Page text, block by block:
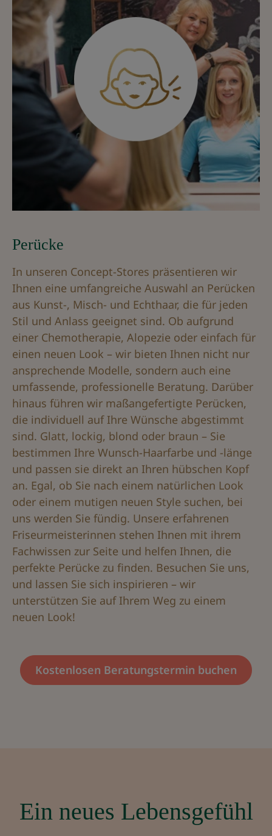
Perücke
In unseren Concept-Stores präsentieren wir
Ihnen eine umfangreiche Auswahl an Perücken
aus Kunst-, Misch- und Echthaar, die für jeden
Stil und Anlass geeignet sind. Ob aufgrund
einer Chemotherapie, Alopezie oder einfach für
einen neuen Look – wir bieten Ihnen nicht nur
ansprechende Modelle, sondern auch eine
umfassende, professionelle Beratung. Darüber
hinaus führen wir maßangefertigte Perücken,
die individuell auf Ihre Wünsche abgestimmt
sind. Glatt, lockig, blond oder braun – Sie
bestimmen Ihre Wunsch-Haarfarbe und -länge
und passen sie direkt an Ihren hübschen Kopf
an. Egal, ob Sie nach einem natürlichen Look
oder einem mutigen neuen Style suchen, bei
uns werden Sie fündig. Unsere erfahrenen
Friseurmeisterinnen stehen Ihnen mit ihrem
Fachwissen zur Seite und helfen Ihnen, die
perfekte Perücke zu finden. Besuchen Sie uns,
und lassen Sie sich inspirieren – wir
unterstützen Sie auf Ihrem Weg zu einem
neuen Look!
Kostenlosen Beratungstermin buchen
Ein neues Lebensgefühl